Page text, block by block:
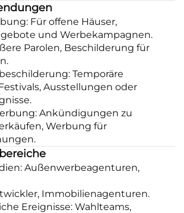
Für offene Häuser,
und Werbekampagnen.
Parolen, Beschilderung für
Temporäre
Ausstellungen oder
Ankündigungen zu
Werbung für
Außenwerbeagenturen,
Immobilienagenturen.
Ereignisse: Wahlteams,